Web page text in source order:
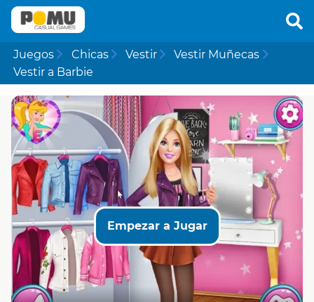
Juegos Chicas Vestir
Vestir Muñecas
Vestir a Barbie
Empezar a Jugar